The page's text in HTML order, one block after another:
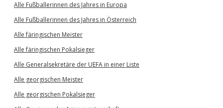
Alle Fußballerinnen des Jahres in Europa
Alle Fußballerinnen des Jahres in Österreich
Alle färingischen Meister
Alle färingischen Pokalsieger
Alle Generalsekretäre der UEFA in einer Liste
Alle georgischen Meister
Alle georgischen Pokalsieger